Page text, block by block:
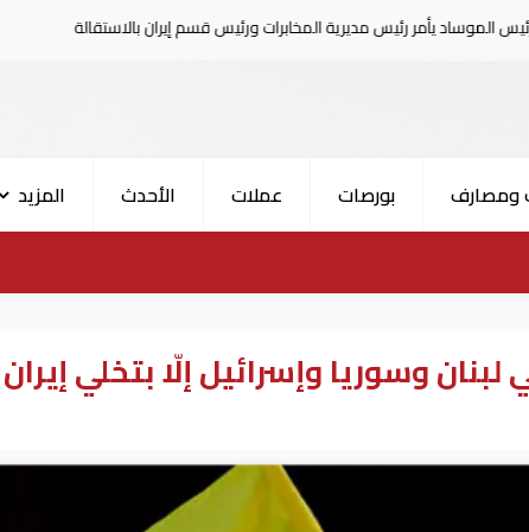
رئيس مديرية المخابرات ورئيس قسم إيران بالاستقالة
ومصارف بورصات عملات الأحدث المزيد
وسوريا وإسرائيل إلّا بتخلي إيران